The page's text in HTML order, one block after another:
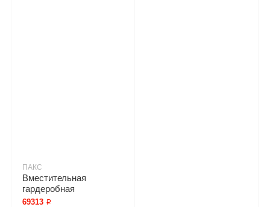
ПАКС
Вместительная
гардеробная
69313 ₽